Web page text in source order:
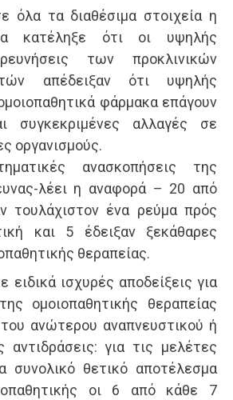
όλα τα διαθέσιμα στοιχεία η
κατέληξε ότι οι υψηλής
των προκλινικών
απέδειξαν ότι υψηλής
φάρμακα επάγουν
συγκεκριμένες αλλαγές σε
οργανισμούς.
ανασκοπήσεις της
λέει η αναφορά – 20 από
τουλάχιστον ένα ρεύμα πρός
και 5 έδειξαν ξεκάθαρες
θεραπείας.
ισχυρές αποδείξεις για
ομοιοπαθητικής θεραπείας
ανώτερου αναπνευστικού ή
αντιδράσεις: για τις μελέτες
συνολικό θετικό αποτέλεσμα
οι 6 από κάθε 7